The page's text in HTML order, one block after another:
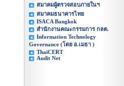
สมาคมผู้ตรวจสอบภายในฯ
สมาคมธนาคารไทย
ISACA Bangkok
สำนักงานคณะกรรมการ กลต.
Information Technology
Governance (โดย อ.เมธา )
ThaiCERT
Audit Net